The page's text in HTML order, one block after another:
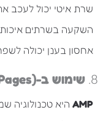
שרת איטי יכול לעכב
אחסון בענן יכולה
8. שימוש ב-AMP (Accelerated Mobile Pages)
AMP היא טכנולוגיה